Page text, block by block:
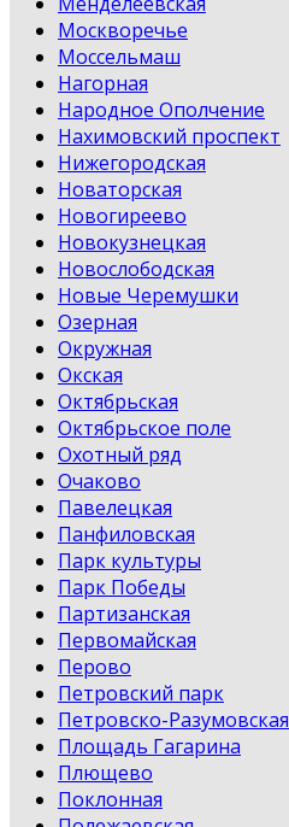
Москворечье
Моссельмаш
Нагорная
Народное Ополчение
Нахимовский проспект
Нижегородская
Новаторская
Новогиреево
Новокузнецкая
Новослободская
Новые Черемушки
Озерная
Окружная
Окская
Октябрьская
Октябрьское поле
Охотный ряд
Очаково
Павелецкая
Панфиловская
Парк культуры
Парк Победы
Партизанская
Первомайская
Перово
Петровский парк
Петровско-Разумовская
Площадь Гагарина
Плющево
Поклонная